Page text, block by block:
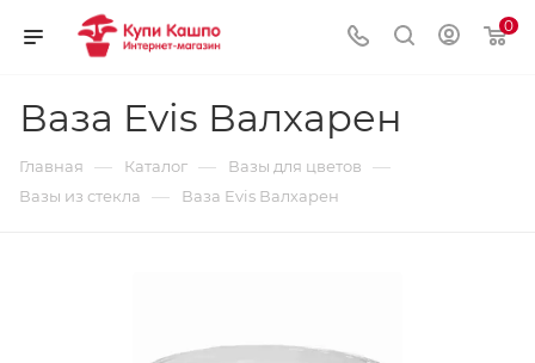
0
Ваза Evis Валхарен
Главная — Каталог — Вазы для цветов —
Вазы из стекла — Ваза Evis Валхарен